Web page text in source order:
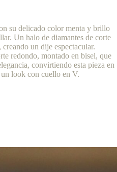
su delicado color menta y brillo
Un halo de diamantes de corte
un dije espectacular.
redondo, montado en bisel, que
convirtiendo esta pieza en
look con cuello en V.